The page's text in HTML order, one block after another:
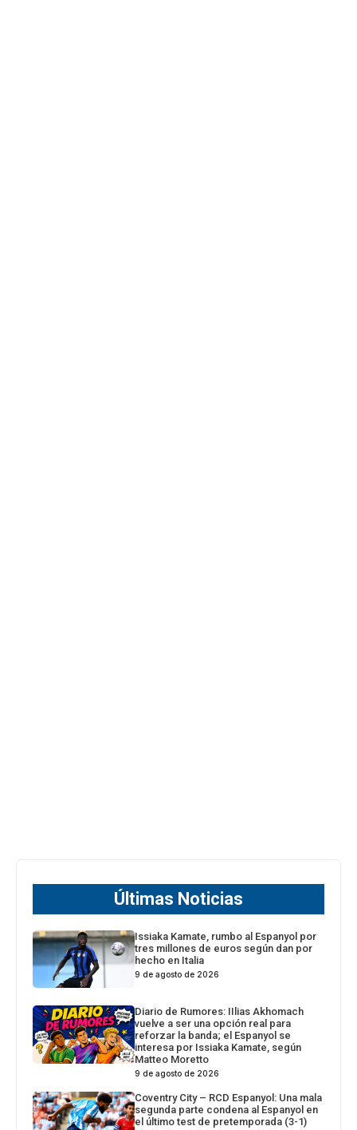
Últimas Noticias
Issiaka Kamate, rumbo al Espanyol por
tres millones de euros según dan por
hecho en Italia
9 de agosto de 2026
Diario de Rumores: IIlias Akhomach
vuelve a ser una opción real para
reforzar la banda; el Espanyol se
interesa por Issiaka Kamate, según
Matteo Moretto
9 de agosto de 2026
Coventry City – RCD Espanyol: Una mala
segunda parte condena al Espanyol en
el último test de pretemporada (3-1)